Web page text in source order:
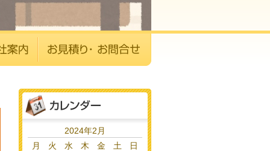
2024年2月
月
火 水 木 金 土 日